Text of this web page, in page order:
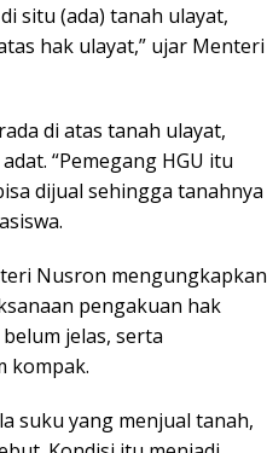
situ (ada) tanah ulayat,
hak ulayat,” ujar Menteri
di atas tanah ulayat,
“Pemegang HGU itu
dijual sehingga tanahnya
Nusron mengungkapkan
pengakuan hak
jelas, serta
kompak.
suku yang menjual tanah,